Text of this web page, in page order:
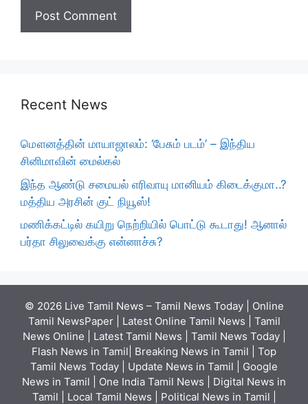
Recent News
மௌனத்தின் மாயாஜாலம்: ‘பேசும் படம்’ – இந்திய
சினிமாவின் மைல்கல்
இந்த ஆண்டு சமையல் எரிவாயு மானியம் கிடைக்குமா..?
மத்திய அரசின் குட் நியூஸ்!
மணிக்கட்டில் கயிறு நெற்றியில் பொட்டு கூடாது! ஆனால்
பர்தா சிலுவைக்கு என்னாச்சு?
© 2026 Live Tamil News – Tamil News Today | Online
Tamil NewsPaper | Latest Online Tamil News | Tamil
News Online | Latest Tamil News | Tamil News Today |
Flash News in Tamil| Breaking News in Tamil | Top
Tamil News Today | Update News in Tamil | Google
News in Tamil | One India Tamil News | Digital News in
Tamil | Local Tamil News | Political News in Tamil |